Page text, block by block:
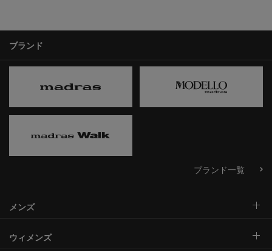
ブランド
ブランド一覧
メンズ
ウィメンズ